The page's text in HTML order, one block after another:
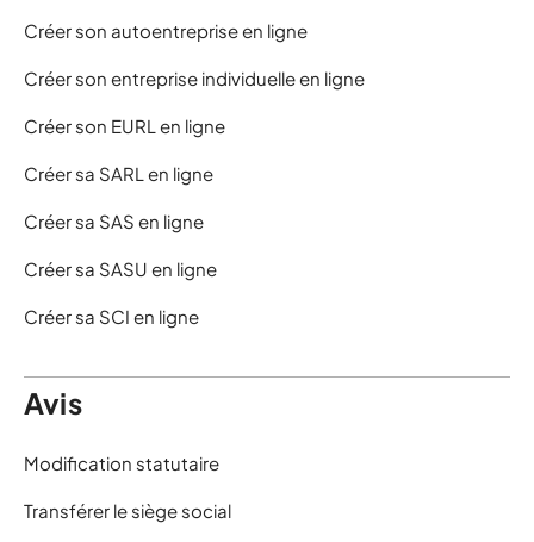
Créer son autoentreprise en ligne
Créer son entreprise individuelle en ligne
Créer son EURL en ligne
Créer sa SARL en ligne
Créer sa SAS en ligne
Créer sa SASU en ligne
Créer sa SCI en ligne
Avis
Modification statutaire
Transférer le siège social